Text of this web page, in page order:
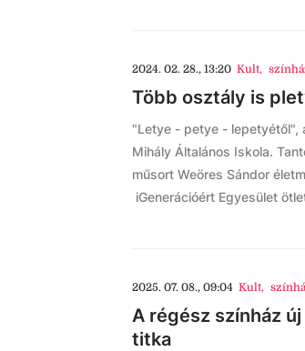
2024. 02. 28., 13:20 Kult,
Több osztály is
"Letye - petye - lepetyétől",
Mihály Általános Iskola.
műsort Weöres Sándor
iGenerációért Egyesület
2025. 07. 08., 09:04 Kult,
A régész színház
titka